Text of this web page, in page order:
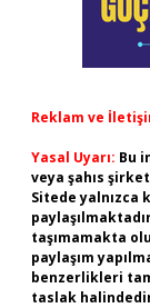
Reklam ve
Yasal Uyarı: Bu
veya şahıs
Sitede yalnızca
taşımamakta
paylaşım
benzerlikleri
taslak